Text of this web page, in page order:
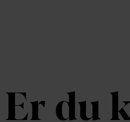
Er du